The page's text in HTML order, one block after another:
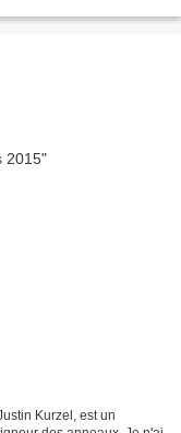
Kurzel, est un